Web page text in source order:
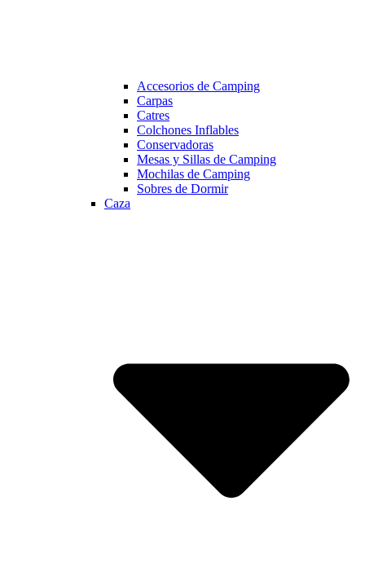
Accesorios de Camping
Carpas
Catres
Colchones Inflables
Conservadoras
Mesas y Sillas de Camping
Mochilas de Camping
Sobres de Dormir
Caza